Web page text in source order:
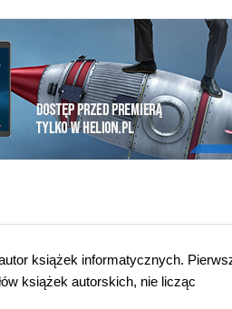
książek informatycznych.
książek autorskich, nie licząc